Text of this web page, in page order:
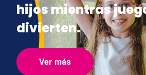
hijos mientras
divierten.
Ver más